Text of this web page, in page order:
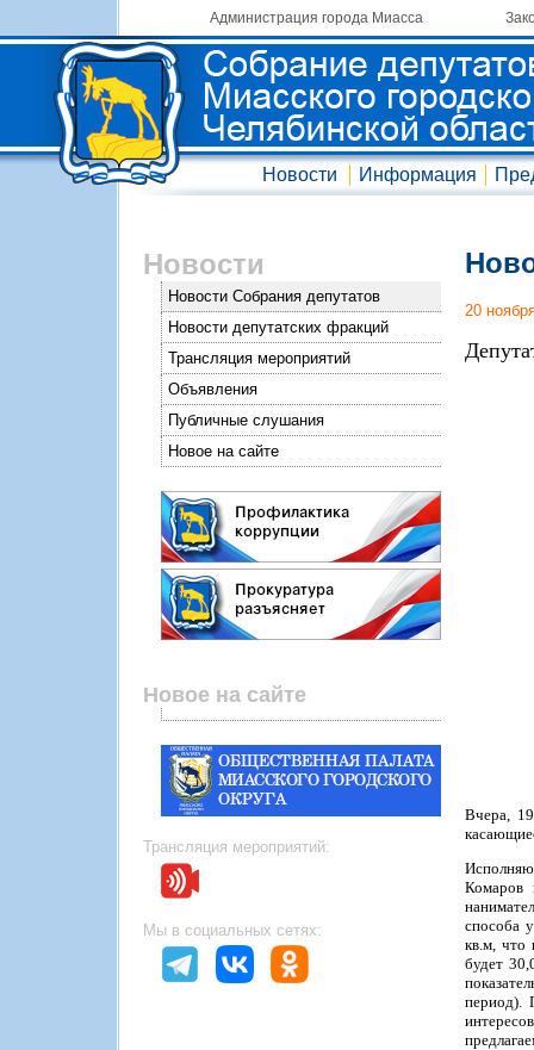
Администрация города Миасса
Новости Информация
Новости
Новости Собрания депутатов
Новости депутатских фракций
Трансляция мероприятий
Объявления
Публичные слушания
Новое на сайте
Новое на сайте
Трансляция мероприятий:
Мы в социальных сетях:
20
Вчера,
Комаров
способа
кв.м, что
будет
период).